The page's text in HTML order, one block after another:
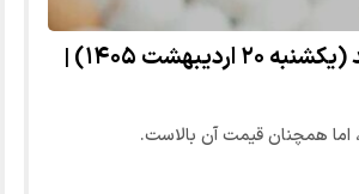
قیمت امروز گوشت، مرغ و تخم مرغ در مشهد (یکشنبه ۲۰ اردیبهشت ۱۴۰۵) |